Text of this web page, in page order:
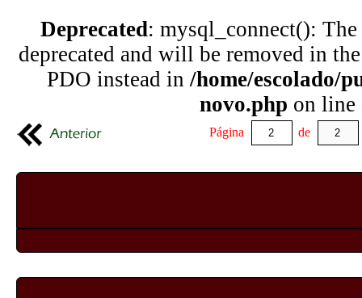
Deprecated: mysql_connect():
deprecated and will be removed in
PDO instead in/home/escolado/
novo.php on line
Página de